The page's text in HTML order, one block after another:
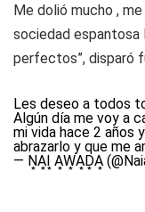
Me dolió mucho ,
sociedad espantosa
perfectos”, disparó
Les deseo a todos
Algún día me voy a
mi vida hace 2 años
abrazarlo y que me
— N͙A͙I͙ A͙W͙A͙D͙A͙